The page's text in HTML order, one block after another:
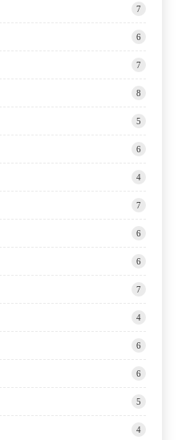
7
6
7
8
5
6
4
7
6
6
7
4
6
6
5
4